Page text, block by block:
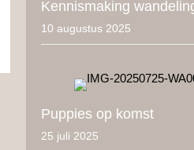
Kennismaking
10 augustus 2025
Puppies op komst
25 juli 2025